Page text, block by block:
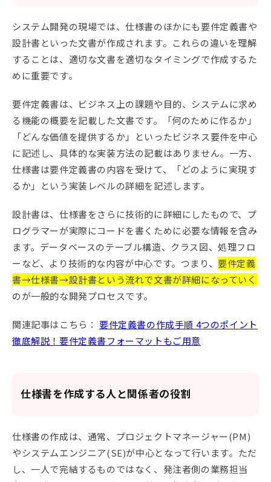
システム開発の現場では、仕様書のほかにも要件定義書や
設計書といった文書が作成されます。これらの違いを理解
することは、適切な文書を適切なタイミングで作成するた
めに重要です。
要件定義書は、ビジネス上の課題や目的、システムに求め
る機能の概要を記載した文書です。「何のために作るか」
「どんな価値を提供するか」といったビジネス要件を中心
に記述し、具体的な実装方法の記載はありません。一方、
仕様書は要件定義書の内容を受けて、「どのように実現す
るか」という実装レベルの詳細を記述します。
設計書は、仕様書をさらに技術的に詳細にしたもので、プ
ログラマーが実際にコードを書くために必要な情報を含み
ます。データベースのテーブル構造、クラス図、処理フロ
ーなど、より技術的な内容が中心です。つまり、 要件定義
書→仕様書→設計書という流れで文書が詳細になっていく
のが一般的な開発プロセスです。
関連記事はこちら： 要件定義書の作成手順 4つのポイント
徹底解説！要件定義書フォーマットもご用意
仕様書を作成する人と関係者の役割
仕様書の作成は、通常、プロジェクトマネージャー(PM)
やシステムエンジニア(SE)が中心となって行います。ただ
し、一人で完結するものではなく、発注者側の業務担当